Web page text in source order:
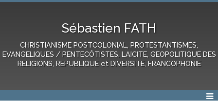
Sébastien FATH
CHRISTIANISME POSTCOLONIAL, PROTESTANTISMES,
EVANGELIQUES / PENTECÔTISTES, LAICITE, GEOPOLITIQUE DES
RELIGIONS, REPUBLIQUE et DIVERSITE, FRANCOPHONIE